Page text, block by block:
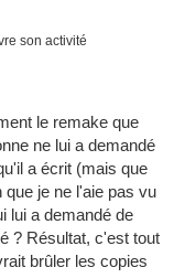
son activité
le remake que
ne lui a demandé
a écrit (mais que
que je ne l'aie pas vu
lui a demandé de
? Résultat, c'est tout
brûler les copies